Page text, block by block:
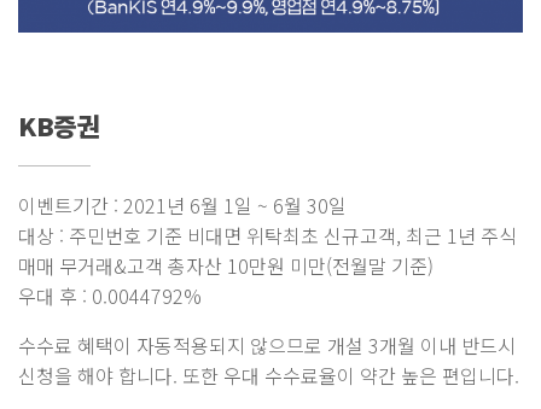
KB증권
이벤트기간 : 2021년 6월 1일 ~ 6월 30일
대상 : 주민번호 기준 비대면 위탁최초 신규고객, 최근 1년 주식
매매 무거래&고객 총자산 10만원 미만(전월말 기준)
우대 후 : 0.0044792%
수수료 혜택이 자동적용되지 않으므로 개설 3개월 이내 반드시
신청을 해야 합니다. 또한 우대 수수료율이 약간 높은 편입니다.